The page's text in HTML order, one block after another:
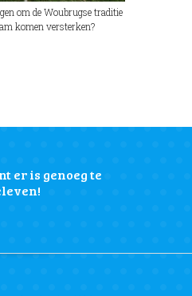
om de Woubrugse traditie
komen versterken?
er is genoeg te